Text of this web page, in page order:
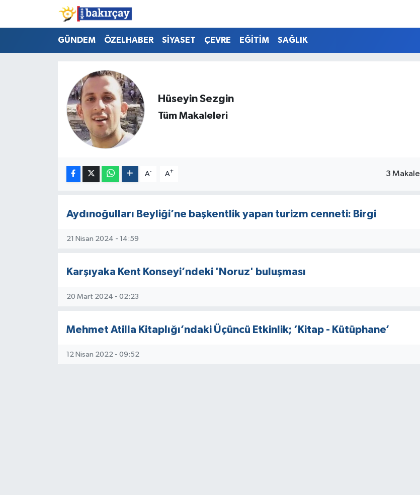
GÜNDEM ÖZELHABER SİYASET ÇEVRE EĞİTİM SAĞLIK
Hüseyin Sezgin
Tüm Makaleleri
A- A+ 3 Makale
Aydınoğulları Beyliği’ne başkentlik yapan turizm cenneti: Birgi
21 Nisan 2024 - 14:59
Karşıyaka Kent Konseyi’ndeki 'Noruz' buluşması
20 Mart 2024 - 02:23
Mehmet Atilla Kitaplığı’ndaki Üçüncü Etkinlik; ‘Kitap - Kütüphane’
12 Nisan 2022 - 09:52
İzmir Nöbetçi Eczaneler
İzmir Namaz Vakitleri
İzmir Trafik Yoğunluk Haritası
Süper Lig Puan Durumu ve Fikstür
Tüm Manşetler
Haber Arşivi